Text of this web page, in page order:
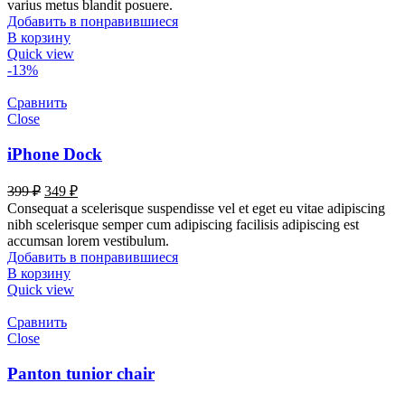
varius metus blandit posuere.
Добавить в понравившиеся
В корзину
Quick view
-13%
Сравнить
Close
iPhone Dock
399₽ 349 ₽
Consequat a scelerisque suspendisse vel et eget eu vitae adipiscing
nibh scelerisque semper cum adipiscing facilisis adipiscing est
accumsan lorem vestibulum.
Добавить в понравившиеся
В корзину
Quick view
Сравнить
Close
Panton tunior chair